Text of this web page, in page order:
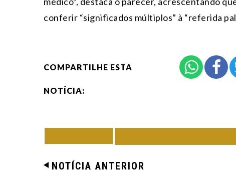
conferir “significados múltiplos” à “referida
COMPARTILHE ESTA
NOTÍCIA:
NOTÍCIA ANTERIOR